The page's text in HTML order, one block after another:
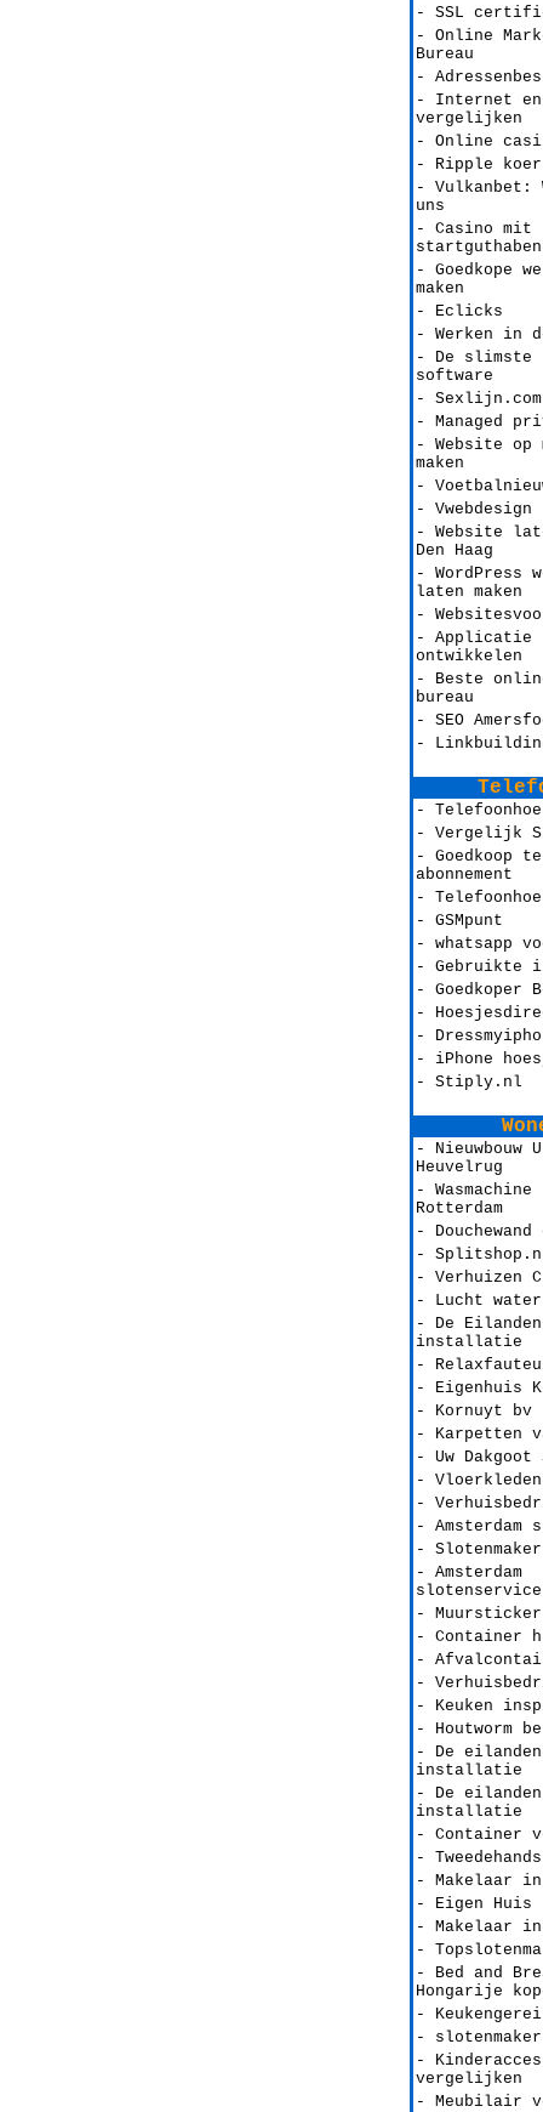
- SSL
- Online
Bureau
-
- Internet en
vergelijken
- Online
- Ripple
- Vulkanbet:
uns
- Casino mit
startguthaben
- Goedkope
maken
- Eclicks
- Werken in
- De slimste
software
- Sexlijn.com
- Managed
- Website op
maken
-
- Vwebdesign
- Website
Den Haag
- WordPress
laten maken
-
- Applicatie
ontwikkelen
- Beste
bureau
- SEO
-
-
- Vergelijk
- Goedkoop
abonnement
-
- GSMpunt
- whatsapp
- Gebruikte
- Goedkoper
-
-
- iPhone
- Stiply.nl
- Nieuwbouw
Heuvelrug
-
Rotterdam
- Douchewand
-
- Verhuizen
- Lucht water
- De
installatie
-
- Eigenhuis
- Kornuyt bv
- Karpetten
- Uw
- Vloerkleden
-
- Amsterdam
-
- Amsterdam
slotenservice
-
- Container
-
-
- Keuken
- Houtworm
- De
installatie
- De
installatie
- Container
-
- Makelaar
- Eigen Huis
- Makelaar
-
- Bed and
Hongarije
-
- slotenmaker
-
vergelijken
- Meubilair